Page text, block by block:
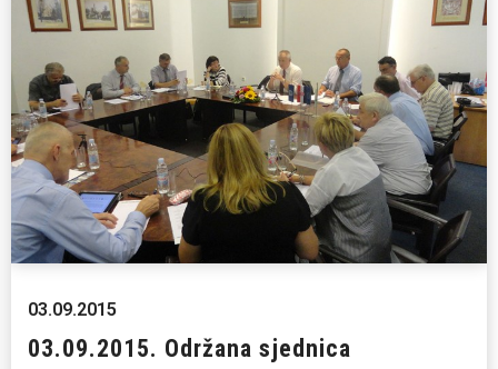
03.09.2015
03.09.2015. Održana sjednica